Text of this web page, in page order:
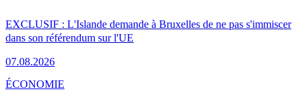
EXCLUSIF : L'Islande demande à Bruxelles de ne pas s'immiscer
dans son référendum sur l'UE
07.08.2026
ÉCONOMIE